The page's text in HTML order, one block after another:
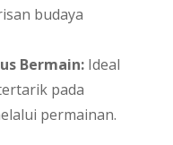
budaya
Bermain: Ideal
pada
permainan.